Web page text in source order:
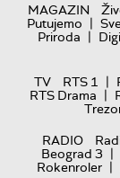
MAGAZIN
Putujemo |
Priroda |
TV
RTS 1 |
RTS Drama |
RADIO
Beograd 3 |
Rokenroler |